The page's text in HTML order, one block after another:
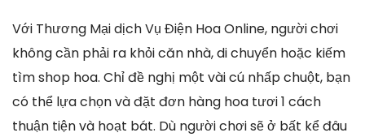
Với Thương Mại dịch Vụ Điện Hoa Online, người chơi
không cần phải ra khỏi căn nhà, di chuyển hoặc kiếm
tìm shop hoa. Chỉ đề nghị một vài cú nhấp chuột, bạn
có thể lựa chọn và đặt đơn hàng hoa tươi 1 cách
thuận tiện và hoạt bát. Dù người chơi sẽ ở bất kể đâu